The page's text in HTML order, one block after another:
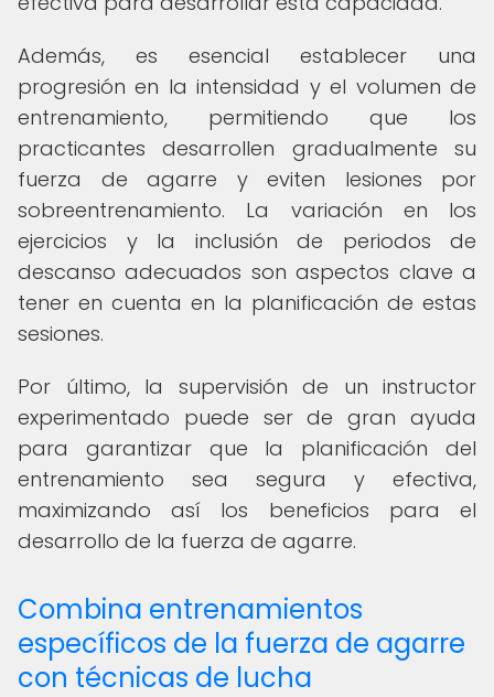
Además, es esencial establecer una
progresión en la intensidad y el volumen de
entrenamiento, permitiendo que los
practicantes desarrollen gradualmente su
fuerza de agarre y eviten lesiones por
sobreentrenamiento. La variación en los
ejercicios y la inclusión de periodos de
descanso adecuados son aspectos clave a
tener en cuenta en la planificación de estas
sesiones.
Por último, la supervisión de un instructor
experimentado puede ser de gran ayuda
para garantizar que la planificación del
entrenamiento sea segura y efectiva,
maximizando así los beneficios para el
desarrollo de la fuerza de agarre.
Combina entrenamientos
específicos de la fuerza de agarre
con técnicas de lucha